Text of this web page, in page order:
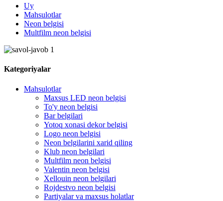
Uy
Mahsulotlar
Neon belgisi
Multfilm neon belgisi
Kategoriyalar
Mahsulotlar
Maxsus LED neon belgisi
To'y neon belgisi
Bar belgilari
Yotoq xonasi dekor belgisi
Logo neon belgisi
Neon belgilarini xarid qiling
Klub neon belgilari
Multfilm neon belgisi
Valentin neon belgisi
Xellouin neon belgilari
Rojdestvo neon belgisi
Partiyalar va maxsus holatlar